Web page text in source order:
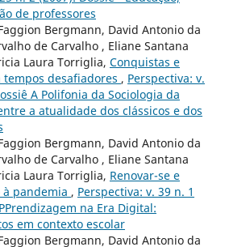
de professores
Bergmann, David Antonio da
de Carvalho , Eliane Santana
Laura Torriglia, Conquistas e
desafiadores , Perspectiva: v.
A Polifonia da Sociologia da
a atualidade dos clássicos e dos
Bergmann, David Antonio da
de Carvalho , Eliane Santana
Laura Torriglia, Renovar-se e
pandemia , Perspectiva: v. 39 n. 1
na Era Digital:
em contexto escolar
Bergmann, David Antonio da